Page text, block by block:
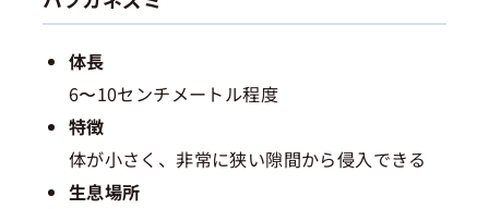
体長
6〜10センチメートル程度
特徴
体が小さく、非常に狭い隙間から侵入できる
生息場所